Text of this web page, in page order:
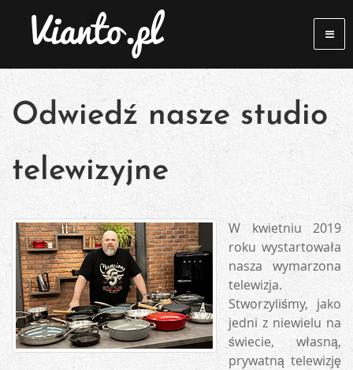
Odwiedź nasze studio
telewizyjne
W kwietniu 2019
roku wystartowała
nasza wymarzona
telewizja.
Stworzyliśmy, jako
jedni z niewielu na
świecie, własną,
prywatną telewizję